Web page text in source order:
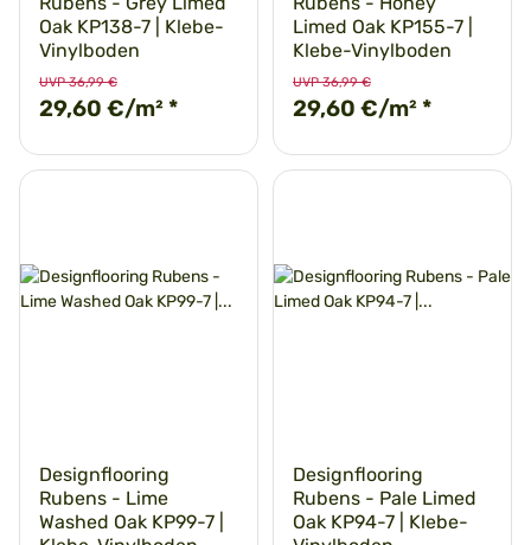
Oak KP138-7 | Klebe-
Vinylboden
UVP 36,99 €
29,60 €/m² *
Limed Oak KP155-7 |
Klebe-Vinylboden
UVP 36,99 €
29,60 €/m² *
Designflooring
Rubens - Lime
Washed Oak KP99-7 |
Designflooring
Rubens - Pale Limed
Oak KP94-7 | Klebe-